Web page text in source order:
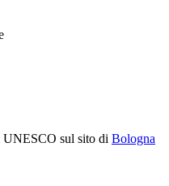
UNESCO sul sito di Bologna